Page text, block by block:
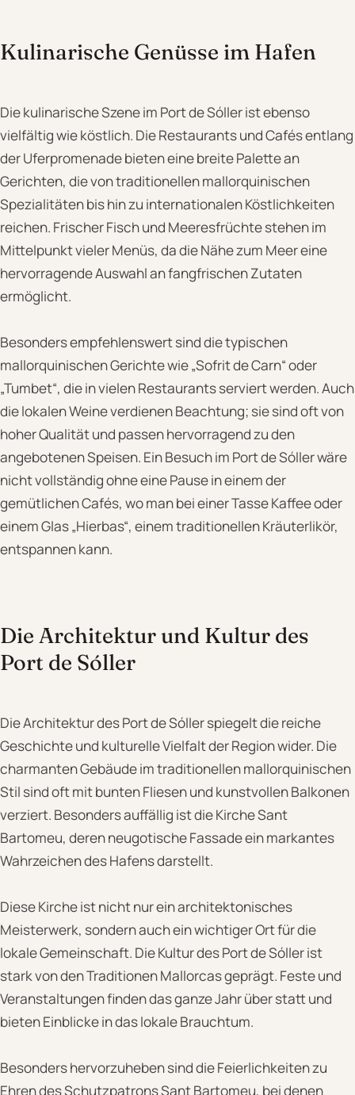
Kulinarische Genüsse im Hafen
Die kulinarische Szene im Port de Sóller ist ebenso
vielfältig wie köstlich. Die Restaurants und Cafés entlang
der Uferpromenade bieten eine breite Palette an
Gerichten, die von traditionellen mallorquinischen
Spezialitäten bis hin zu internationalen Köstlichkeiten
reichen. Frischer Fisch und Meeresfrüchte stehen im
Mittelpunkt vieler Menüs, da die Nähe zum Meer eine
hervorragende Auswahl an fangfrischen Zutaten
ermöglicht.
Besonders empfehlenswert sind die typischen
mallorquinischen Gerichte wie „Sofrit de Carn“ oder
„Tumbet“, die in vielen Restaurants serviert werden. Auch
die lokalen Weine verdienen Beachtung; sie sind oft von
hoher Qualität und passen hervorragend zu den
angebotenen Speisen. Ein Besuch im Port de Sóller wäre
nicht vollständig ohne eine Pause in einem der
gemütlichen Cafés, wo man bei einer Tasse Kaffee oder
einem Glas „Hierbas“, einem traditionellen Kräuterlikör,
entspannen kann.
Die Architektur und Kultur des
Port de Sóller
Die Architektur des Port de Sóller spiegelt die reiche
Geschichte und kulturelle Vielfalt der Region wider. Die
charmanten Gebäude im traditionellen mallorquinischen
Stil sind oft mit bunten Fliesen und kunstvollen Balkonen
verziert. Besonders auffällig ist die Kirche Sant
Bartomeu, deren neugotische Fassade ein markantes
Wahrzeichen des Hafens darstellt.
Diese Kirche ist nicht nur ein architektonisches
Meisterwerk, sondern auch ein wichtiger Ort für die
lokale Gemeinschaft. Die Kultur des Port de Sóller ist
stark von den Traditionen Mallorcas geprägt. Feste und
Veranstaltungen finden das ganze Jahr über statt und
bieten Einblicke in das lokale Brauchtum.
Besonders hervorzuheben sind die Feierlichkeiten zu
Ehren des Schutzpatrons Sant Bartomeu, bei denen